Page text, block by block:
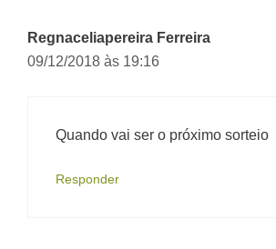
Regnaceliapereira Ferreira
09/12/2018 às 19:16
Quando vai ser o próximo sorteio
Responder